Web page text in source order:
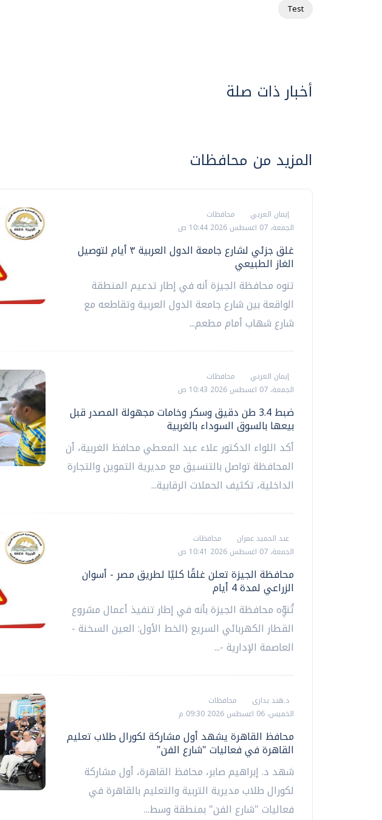
Test
أخبار ذات صلة
المزيد من محافظات
إيمان العربي
محافظات
الجمعة، 07 اغسطس 2026 10:44 ص
غلق جزئي لشارع جامعة الدول العربية ٣ أيام لتوصيل
الغاز الطبيعي
تنوه محافظة الجيزة أنه في إطار تدعيم المنطقة
الواقعة بين شارع جامعة الدول العربية وتقاطعه مع
شارع شهاب أمام مطعم...
إيمان العربي
محافظات
الجمعة، 07 اغسطس 2026 10:43 ص
ضبط 3.4 طن دقيق وسكر وخامات مجهولة المصدر قبل
بيعها بالسوق السوداء بالغربية
أكد اللواء الدكتور علاء عبد المعطي محافظ الغربية، أن
المحافظة تواصل بالتنسيق مع مديرية التموين والتجارة
الداخلية، تكثيف الحملات الرقابية...
عبد الحميد عمران
محافظات
الجمعة، 07 اغسطس 2026 10:41 ص
محافظة الجيزة تعلن غلقًا كليًا لطريق مصر - أسوان
الزراعي لمدة 4 أيام
تُنوِّه محافظة الجيزة بأنه في إطار تنفيذ أعمال مشروع
القطار الكهربائي السريع (الخط الأول: العين السخنة -
العاصمة الإدارية -...
د.هند بدارى
محافظات
الخميس، 06 اغسطس 2026 09:30 م
محافظ القاهرة يشهد أول مشاركة لكورال طلاب تعليم
القاهرة في فعاليات "شارع الفن"
شهد د. إبراهيم صابر، محافظ القاهرة، أول مشاركة
لكورال طلاب مديرية التربية والتعليم بالقاهرة في
فعاليات "شارع الفن" بمنطقة وسط...